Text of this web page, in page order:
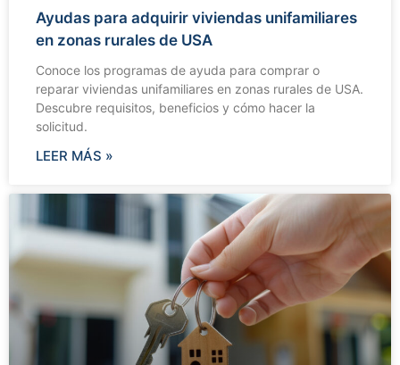
Ayudas para adquirir viviendas unifamiliares
en zonas rurales de USA
Conoce los programas de ayuda para comprar o
reparar viviendas unifamiliares en zonas rurales de USA.
Descubre requisitos, beneficios y cómo hacer la
solicitud.
LEER MÁS »